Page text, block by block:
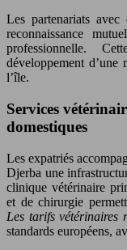
Les partenariats avec
reconnaissance
professionnelle.
développement
l’île.
Services
domestiques
Les expatriés
Djerba une
clinique vétérinaire
et de chirurgie
Les tarifs vétérinaires
standards européens,